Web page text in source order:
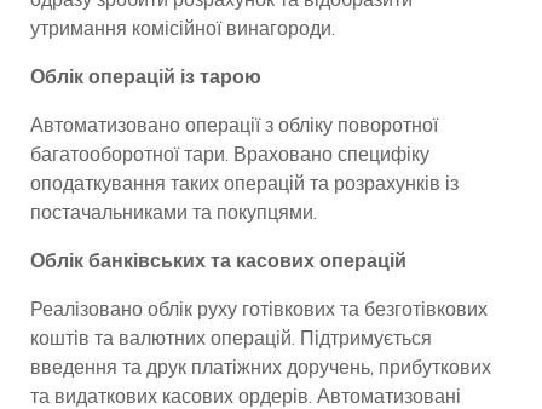
утримання комісійної винагороди.
Облік операцій із тарою
Автоматизовано операції з обліку поворотної
багатооборотної тари. Враховано специфіку
оподаткування таких операцій та розрахунків із
постачальниками та покупцями.
Облік банківських та касових операцій
Реалізовано облік руху готівкових та безготівкових
коштів та валютних операцій. Підтримується
введення та друк платіжних доручень, прибуткових
та видаткових касових ордерів. Автоматизовані